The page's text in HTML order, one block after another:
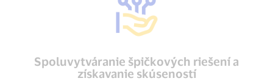
Spoluvytváranie špičkových riešení a
získavanie skúseností